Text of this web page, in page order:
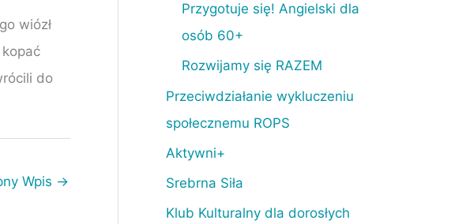
wiózł
do
Wpis →
Przygotuje się! Angielski dla
osób 60+
Rozwijamy się RAZEM
Przeciwdziałanie wykluczeniu
społecznemu ROPS
Aktywni+
Srebrna Siła
Klub Kulturalny dla dorosłych